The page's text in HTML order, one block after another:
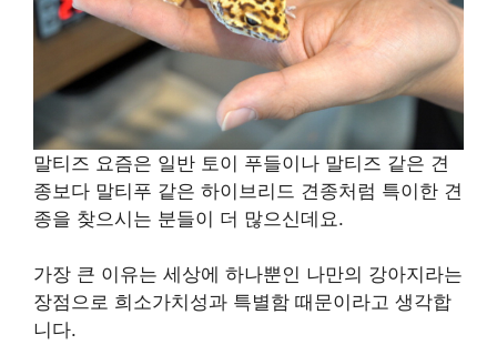
말티즈 요즘은 일반 토이 푸들이나 말티즈 같은 견
종보다 말티푸 같은 하이브리드 견종처럼 특이한 견
종을 찾으시는 분들이 더 많으신데요.
가장 큰 이유는 세상에 하나뿐인 나만의 강아지라는
장점으로 희소가치성과 특별함 때문이라고 생각합
니다.